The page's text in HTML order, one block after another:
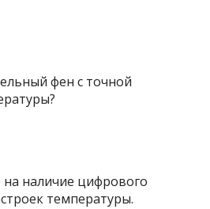
фен с точной
наличие цифрового
температуры.